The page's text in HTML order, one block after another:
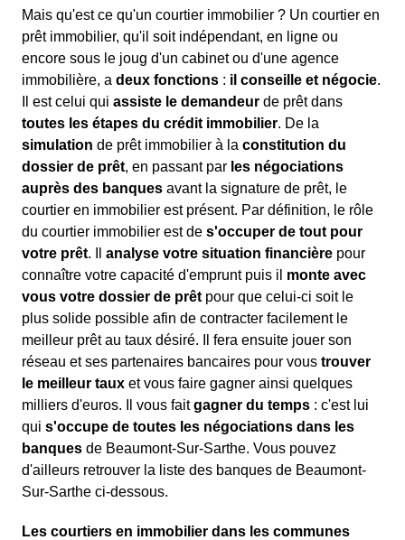
Mais qu'est ce qu'un courtier immobilier ? Un courtier en
prêt immobilier, qu'il soit indépendant, en ligne ou
encore sous le joug d'un cabinet ou d'une agence
immobilière, a deux fonctions : il conseille et négocie.
Il est celui qui assiste le demandeur de prêt dans
toutes les étapes du crédit immobilier. De la
simulation de prêt immobilier à la constitution du
dossier de prêt, en passant par les négociations
auprès des banques avant la signature de prêt, le
courtier en immobilier est présent. Par définition, le rôle
du courtier immobilier est de s'occuper de tout pour
votre prêt. Il analyse votre situation financière pour
connaître votre capacité d'emprunt puis il monte avec
vous votre dossier de prêt pour que celui-ci soit le
plus solide possible afin de contracter facilement le
meilleur prêt au taux désiré. Il fera ensuite jouer son
réseau et ses partenaires bancaires pour vous trouver
le meilleur taux et vous faire gagner ainsi quelques
milliers d'euros. Il vous faitgagner du temps : c'est lui
qui s'occupe de toutes les négociations dans les
banques de Beaumont-Sur-Sarthe. Vous pouvez
d'ailleurs retrouver la liste des banques de Beaumont-
Sur-Sarthe ci-dessous.
Les courtiers en immobilier dans les communes